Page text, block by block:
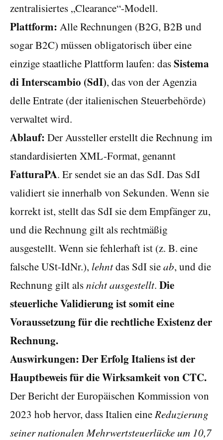
zentralisiertes „Clearance“-Modell.
Plattform: Alle Rechnungen (B2G, B2B und
sogar B2C) müssen obligatorisch über eine
einzige staatliche Plattform laufen: dasSistema
di Interscambio (SdI), das von der Agenzia
delle Entrate (der italienischen Steuerbehörde)
verwaltet wird.
Ablauf: Der Aussteller erstellt die Rechnung im
standardisierten XML-Format, genannt
FatturaPA. Er sendet sie an das SdI. Das SdI
validiert sie innerhalb von Sekunden. Wenn sie
korrekt ist, stellt das SdI sie dem Empfänger zu,
und die Rechnung gilt als rechtmäßig
ausgestellt. Wenn sie fehlerhaft ist (z. B. eine
falsche USt-IdNr.), lehntdas SdI sieab, und die
Rechnung gilt alsnicht ausgestellt. Die
steuerliche Validierung ist somit eine
Voraussetzung für die rechtliche Existenz der
Rechnung.
Auswirkungen: Der Erfolg Italiens ist der
Hauptbeweis für die Wirksamkeit von CTC.
Der Bericht der Europäischen Kommission von
2023 hob hervor, dass Italien eineReduzierung
seiner nationalen Mehrwertsteuerlücke um 10,7